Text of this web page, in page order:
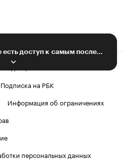
«В Англии уже в школе есть доступ к самым последним технологиям»
Подписка на РБК
Информация об ограничениях
персональных данных